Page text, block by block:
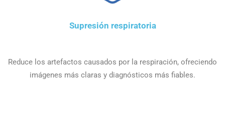
Supresión respiratoria
Reduce los artefactos causados por la respiración, ofreciendo
imágenes más claras y diagnósticos más fiables.